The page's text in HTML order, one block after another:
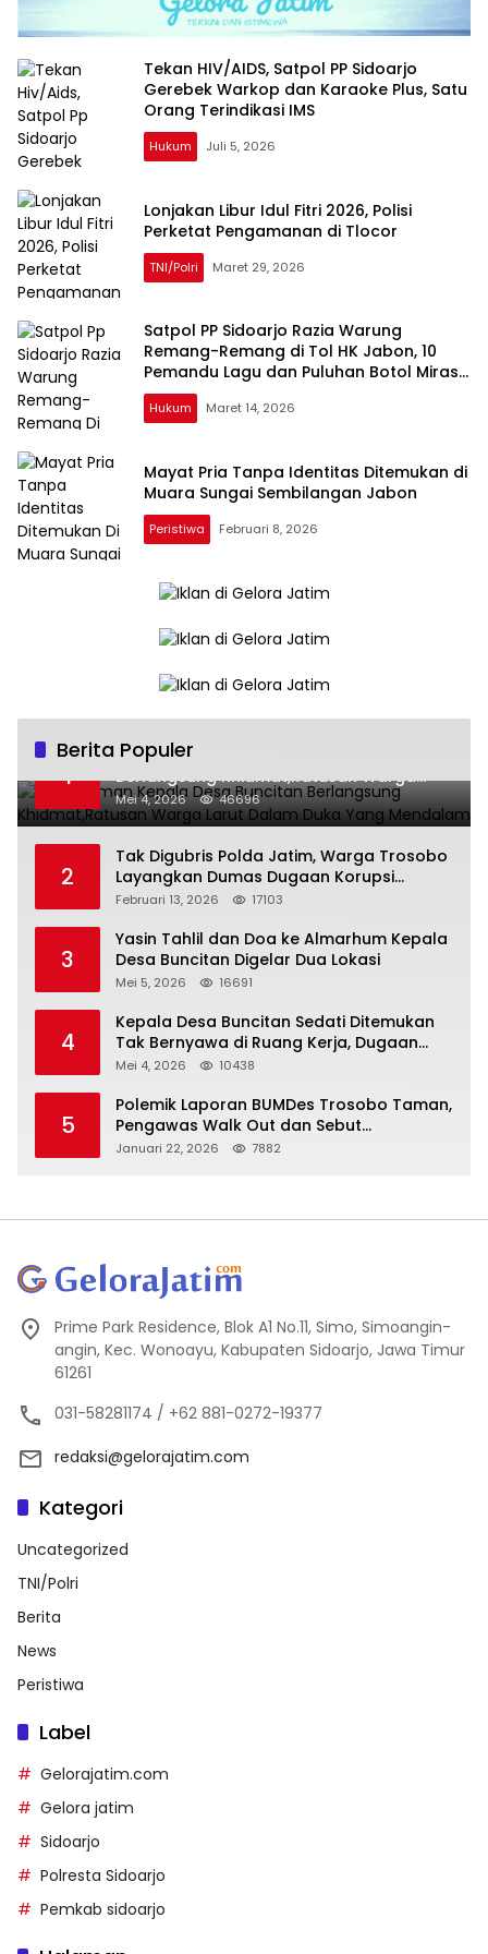
Tekan HIV/AIDS, Satpol PP Sidoarjo
Gerebek Warkop dan Karaoke Plus, Satu
Orang Terindikasi IMS
Hukum Juli 5, 2026
Lonjakan Libur Idul Fitri 2026, Polisi
Perketat Pengamanan di Tlocor
TNI/Polri Maret 29, 2026
Satpol PP Sidoarjo Razia Warung
Remang-Remang di Tol HK Jabon, 10
Pemandu Lagu dan Puluhan Botol Miras
Diamankan
Hukum Maret 14, 2026
Mayat Pria Tanpa Identitas Ditemukan di
Muara Sungai Sembilangan Jabon
Peristiwa Februari 8, 2026
Berita Populer
1
Pemakaman Kepala Desa Buncitan
Berlangsung Khidmat,Ratusan Warga
Larut Dalam Duka Yang Mendalam
Mei 4, 2026 46696
2
Tak Digubris Polda Jatim, Warga Trosobo
Layangkan Dumas Dugaan Korupsi
Oknum DPRD Sidoarjo ke Kapolri
Februari 13, 2026 17103
3
Yasin Tahlil dan Doa ke Almarhum Kepala
Desa Buncitan Digelar Dua Lokasi
Mei 5, 2026 16691
4
Kepala Desa Buncitan Sedati Ditemukan
Tak Bernyawa di Ruang Kerja, Dugaan
Bunuh Diri Menguat
Mei 4, 2026 10438
5
Polemik Laporan BUMDes Trosobo Taman,
Pengawas Walk Out dan Sebut
Kejanggalan
Januari 22, 2026 7882
Prime Park Residence, Blok A1 No.11, Simo, Simoangin-
angin, Kec. Wonoayu, Kabupaten Sidoarjo, Jawa Timur
61261
031-58281174 / +62 881-0272-19377
redaksi@gelorajatim.com
Kategori
Uncategorized
TNI/Polri
Berita
News
Peristiwa
Label
Gelorajatim.com
Gelora jatim
Sidoarjo
Polresta Sidoarjo
Pemkab sidoarjo